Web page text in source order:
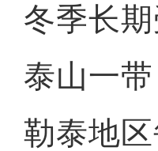
冬季长
泰山一
勒泰地